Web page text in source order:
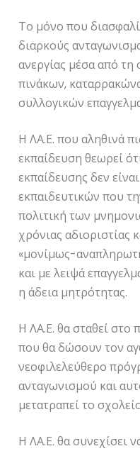
Το μόνο που
διαρκούς
ανεργίας μέσα από
πινάκων,
συλλογικών
Η ΛΑ.Ε. που αληθινά
εκπαίδευση θεωρεί
εκπαίδευσης δεν
εκπαιδευτικών που
πολιτική των
χρόνιας αδιοριστίας
«μονίμως-
και με λειψά
η άδεια μητρότητας.
Η ΛΑ.Ε. θα σταθεί στο
που θα δώσουν τον
νεοφιλελεύθερο
ανταγωνισμού και
μετατραπεί το
Η ΛΑ.Ε. θα συνεχίσει